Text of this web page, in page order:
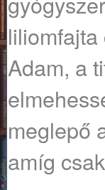
Adam, a
meglepő
amíg